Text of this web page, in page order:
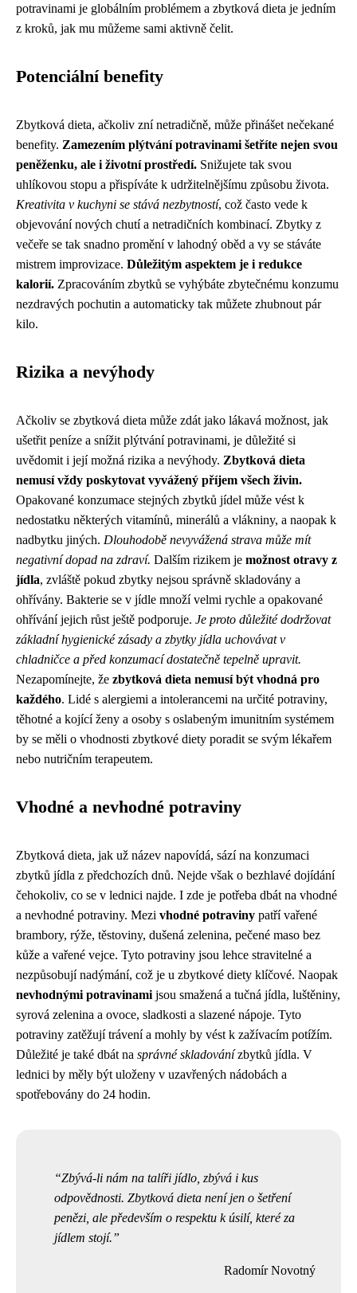
potravinami je globálním problémem a zbytková dieta je jedním
z kroků, jak mu můžeme sami aktivně čelit.
Potenciální benefity
Zbytková dieta, ačkoliv zní netradičně, může přinášet nečekané
benefity. Zamezením plýtvání potravinami šetříte nejen svou
peněženku, ale i životní prostředí. Snižujete tak svou
uhlíkovou stopu a přispíváte k udržitelnějšímu způsobu života.
Kreativita v kuchyni se stává nezbytností, což často vede k
objevování nových chutí a netradičních kombinací. Zbytky z
večeře se tak snadno promění v lahodný oběd a vy se stáváte
mistrem improvizace. Důležitým aspektem je i redukce
kalorií. Zpracováním zbytků se vyhýbáte zbytečnému konzumu
nezdravých pochutin a automaticky tak můžete zhubnout pár
kilo.
Rizika a nevýhody
Ačkoliv se zbytková dieta může zdát jako lákavá možnost, jak
ušetřit peníze a snížit plýtvání potravinami, je důležité si
uvědomit i její možná rizika a nevýhody. Zbytková dieta
nemusí vždy poskytovat vyvážený příjem všech živin.
Opakované konzumace stejných zbytků jídel může vést k
nedostatku některých vitamínů, minerálů a vlákniny, a naopak k
nadbytku jiných. Dlouhodobě nevyvážená strava může mít
negativní dopad na zdraví. Dalším rizikem je možnost otravy z
jídla, zvláště pokud zbytky nejsou správně skladovány a
ohřívány. Bakterie se v jídle množí velmi rychle a opakované
ohřívání jejich růst ještě podporuje. Je proto důležité dodržovat
základní hygienické zásady a zbytky jídla uchovávat v
chladničce a před konzumací dostatečně tepelně upravit.
Nezapomínejte, že zbytková dieta nemusí být vhodná pro
každého. Lidé s alergiemi a intolerancemi na určité potraviny,
těhotné a kojící ženy a osoby s oslabeným imunitním systémem
by se měli o vhodnosti zbytkové diety poradit se svým lékařem
nebo nutričním terapeutem.
Vhodné a nevhodné potraviny
Zbytková dieta, jak už název napovídá, sází na konzumaci
zbytků jídla z předchozích dnů. Nejde však o bezhlavé dojídání
čehokoliv, co se v lednici najde. I zde je potřeba dbát na vhodné
a nevhodné potraviny. Mezi vhodné potraviny patří vařené
brambory, rýže, těstoviny, dušená zelenina, pečené maso bez
kůže a vařené vejce. Tyto potraviny jsou lehce stravitelné a
nezpůsobují nadýmání, což je u zbytkové diety klíčové. Naopak
nevhodnými potravinami jsou smažená a tučná jídla, luštěniny,
syrová zelenina a ovoce, sladkosti a slazené nápoje. Tyto
potraviny zatěžují trávení a mohly by vést k zažívacím potížím.
Důležité je také dbát na správné skladovánízbytků jídla. V
lednici by měly být uloženy v uzavřených nádobách a
spotřebovány do 24 hodin.
Zbývá-li nám na talíři jídlo, zbývá i kus
odpovědnosti. Zbytková dieta není jen o šetření
penězi, ale především o respektu k úsilí, které za
jídlem stojí.
Radomír Novotný